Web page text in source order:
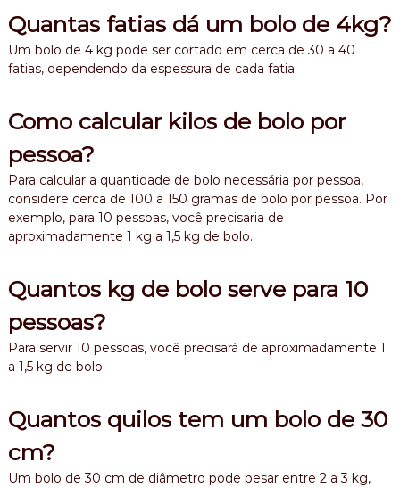
Quantas fatias dá um bolo de 4kg?
Um bolo de 4 kg pode ser cortado em cerca de 30 a 40
fatias, dependendo da espessura de cada fatia.
Como calcular kilos de bolo por
pessoa?
Para calcular a quantidade de bolo necessária por pessoa,
considere cerca de 100 a 150 gramas de bolo por pessoa. Por
exemplo, para 10 pessoas, você precisaria de
aproximadamente 1 kg a 1,5 kg de bolo.
Quantos kg de bolo serve para 10
pessoas?
Para servir 10 pessoas, você precisará de aproximadamente 1
a 1,5 kg de bolo.
Quantos quilos tem um bolo de 30
cm?
Um bolo de 30 cm de diâmetro pode pesar entre 2 a 3 kg,